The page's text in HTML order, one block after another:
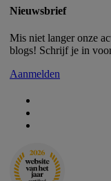
Nieuwsbrief
Mis niet langer onze
blogs! Schrijf je in
Aanmelden